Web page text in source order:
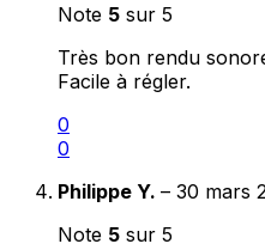
Note 5 sur 5
Très bon rendu
Facile à régler.
0
0
Philippe Y. – 30 mars
Note 5 sur 5